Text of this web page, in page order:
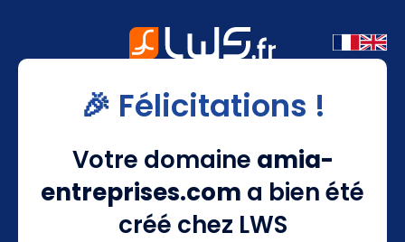
🎉 Félicitations !
Votre domaine amia-
entreprises.com a bien été
créé chez LWS